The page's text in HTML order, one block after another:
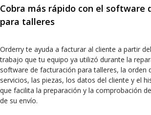
Cobra más rápido con el software
para talleres
Orderry te ayuda a facturar al cliente a partir
trabajo que tu equipo ya utilizó durante la
software de facturación para talleres, la orden
servicios, las piezas, los datos del cliente y el
que facilita la preparación y la comprobación
de su envío.